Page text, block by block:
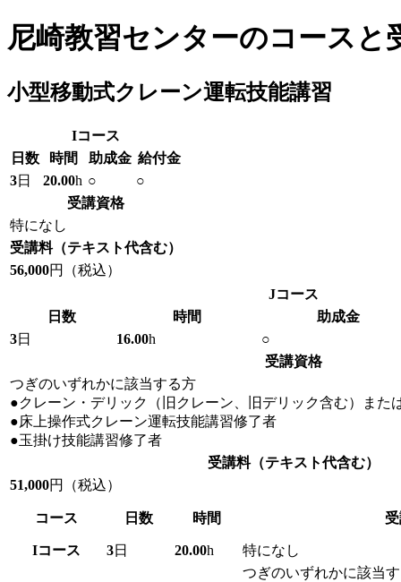
尼崎教習センターのコースと
小型移動式クレーン運転技能講習
Iコース
日数
時間 助成金 給付金
3日 20.00h ○
○
受講資格
特になし
受講料（テキスト代含む）
56,000円（税込）
Jコース
日数
時間
助成金
3日 16.00h
○
受講資格
つぎのいずれかに該当する方
●クレーン・デリック（旧クレーン、旧デリック含む）また
●床上操作式クレーン運転技能講習修了者
●玉掛け技能講習修了者
受講料（テキスト代含む）
51,000円（税込）
コース 日数 時間
Iコース 3日 20.00h 特になし
つぎのいずれかに該当